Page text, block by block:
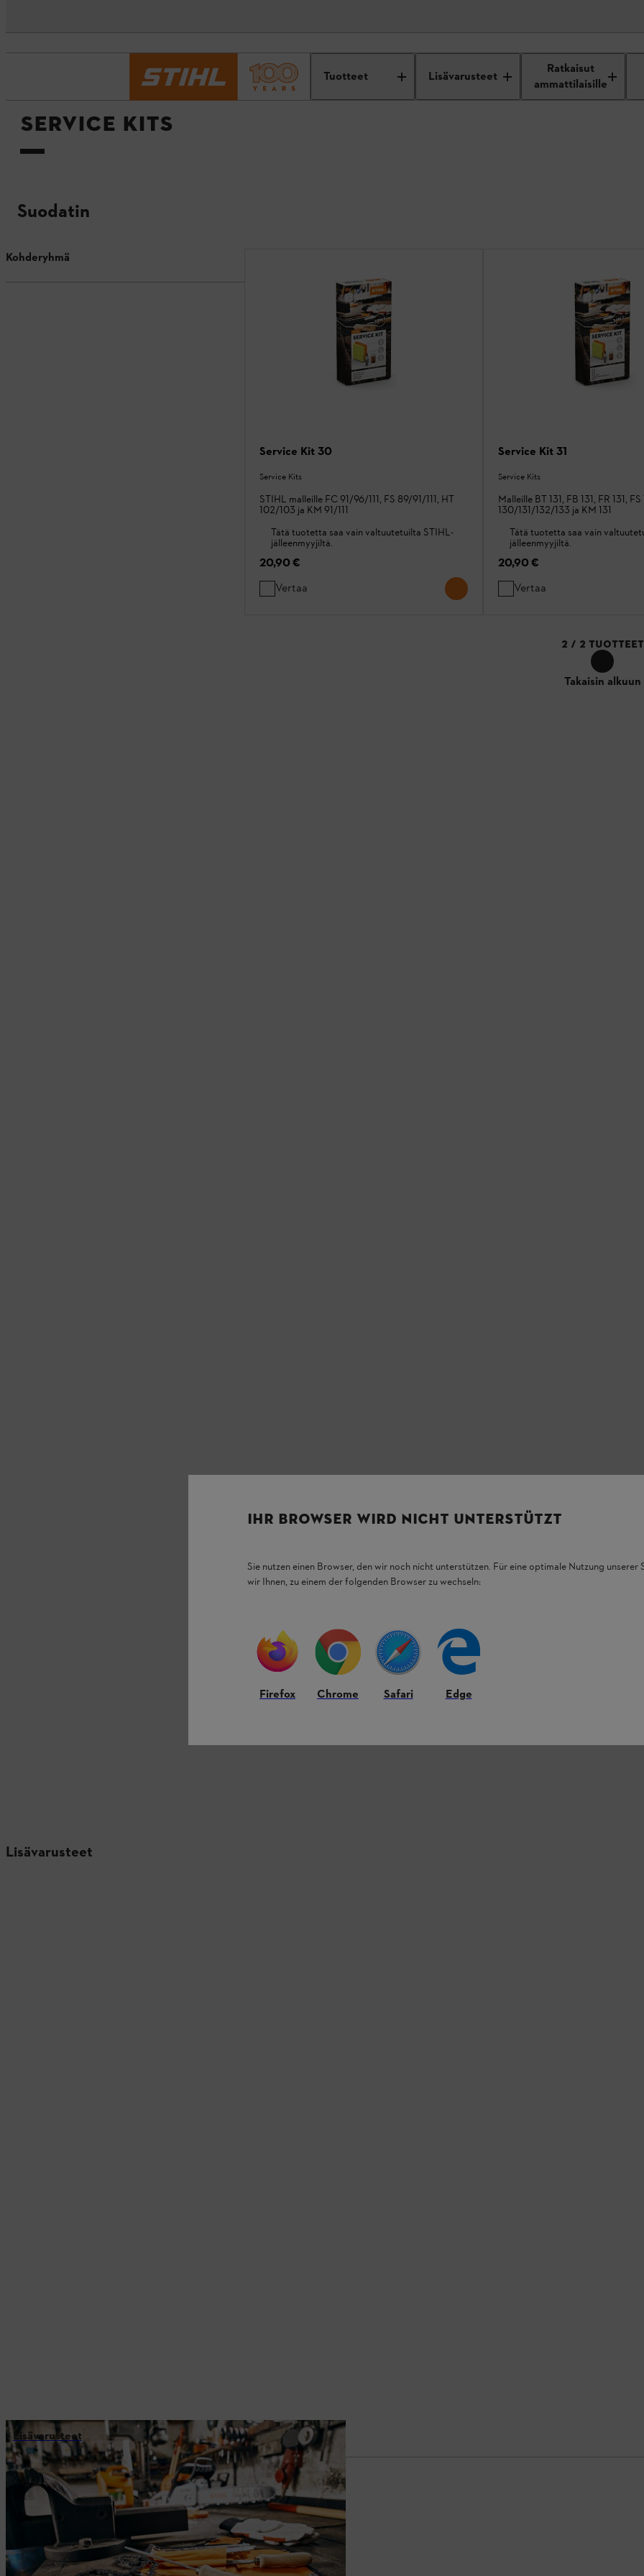
Tuotteet Lisävarusteet
Ratkaisut
ammattilaisille
SERVICE KITS
Suodatin
Kohderyhmä
Service Kit 30
Service Kits
STIHL malleille FC 91/96/111, FS 89/91/111, HT
102/103 ja KM 91/111
Tätä tuotetta saa vain valtuutetuilta STIHL-
jälleenmyyjiltä.
20,90 €
Vertaa
Service Kit 31
Service Kits
Malleille BT 131, FB 131, FR 131, FS
130/131/132/133 ja KM 131
Tätä tuotetta saa vain
jälleenmyyjiltä.
20,90 €
Vertaa
2 / 2 TUOTTEET
Takaisin alkuun
Lisävarusteet
Lisävarusteet
IHR BROWSER WIRD NICHT UNTERSTÜTZT
Sie nutzen einen Browser, den wir noch nicht unterstützen. Für eine optimale Nutzung unserer
wir Ihnen, zu einem der folgenden Browser zu wechseln:
Firefox Chrome Safari Edge